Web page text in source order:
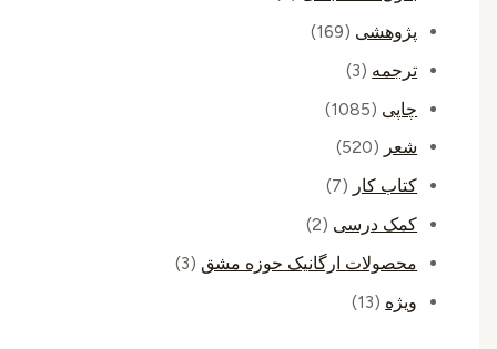
پژوهشی (169)
ترجمه (3)
چاپی
(1085)
شعر
(520)
کتاب کار (7)
کمک درسی (2)
محصولات ارگانیک حوزه مشق (3)
ویژه
(13)